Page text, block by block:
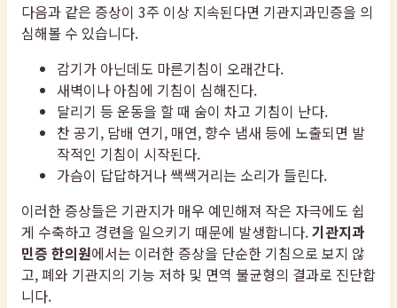
다음과 같은 증상이 3주 이상 지속된다면 기관지과민증을 의
심해볼 수 있습니다.
감기가 아닌데도 마른기침이 오래간다.
새벽이나 아침에 기침이 심해진다.
달리기 등 운동을 할 때 숨이 차고 기침이 난다.
찬 공기, 담배 연기, 매연, 향수 냄새 등에 노출되면 발
작적인 기침이 시작된다.
가슴이 답답하거나 쌕쌕거리는 소리가 들린다.
이러한 증상들은 기관지가 매우 예민해져 작은 자극에도 쉽
게 수축하고 경련을 일으키기 때문에 발생합니다.기관지과
민증 한의원에서는 이러한 증상을 단순한 기침으로 보지 않
고, 폐와 기관지의 기능 저하 및 면역 불균형의 결과로 진단합
니다.